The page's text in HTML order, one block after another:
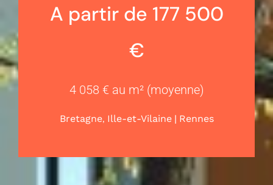
A partir de 177 500
€
4 058 € au m² (moyenne)
Bretagne, Ille-et-Vilaine| Rennes